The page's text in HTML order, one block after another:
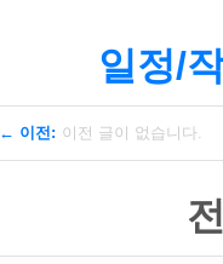
일정/
← 이전: 이전 글이 없습니다.